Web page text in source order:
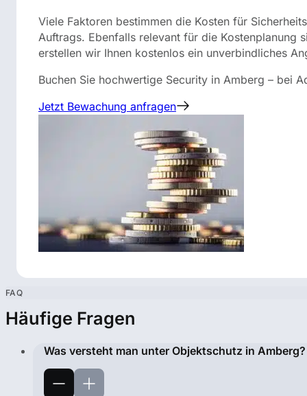
Viele Faktoren bestimmen die Kosten für
Auftrags. Ebenfalls relevant für die Kostenplanung
erstellen wir Ihnen kostenlos ein unverbindliches
Buchen Sie hochwertige Security in Amberg – bei
Jetzt Bewachung anfragen
FAQ
Häufige Fragen
Was versteht man unter Objektschutz in Amberg?